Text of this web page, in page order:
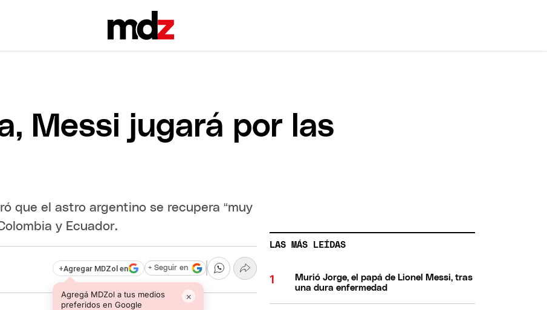
Messi jugará por las
que el astro argentino se recupera “muy
y Ecuador.
+Agregar MDZol en
Agregá MDZol a tus medios
preferidos en Google
×
+ Seguir en
LAS MÁS LEÍDAS
Murió Jorge, el papá de Lionel Messi, tras
una dura enfermedad